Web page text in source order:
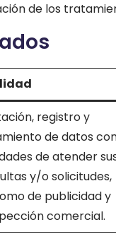
de los
registro y
de datos
de atender
y/o solicitudes,
de publicidad y
comercial.